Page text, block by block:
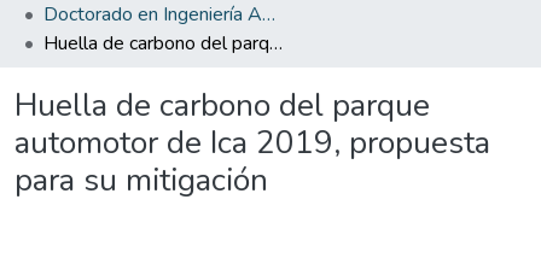
Doctorado en Ingeniería Ambiental y Sanitaria
Huella de carbono del parque automotor de Ica 2019, propuesta para su mitigación
Huella de carbono del parque
automotor de Ica 2019, propuesta
para su mitigación